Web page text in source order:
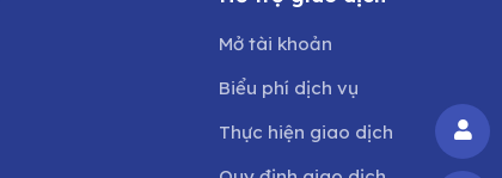
Mở tài khoản
Biểu phí dịch vụ
Thực hiện giao dịch